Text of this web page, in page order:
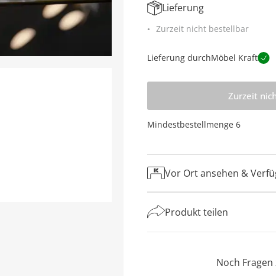
Lieferung
Zurzeit nicht bestellbar
Lieferung durchMöbel Kraft
Zurzeit
Mindestbestellmenge 6
Vor Ort ansehen &
Produkt teilen
Noch